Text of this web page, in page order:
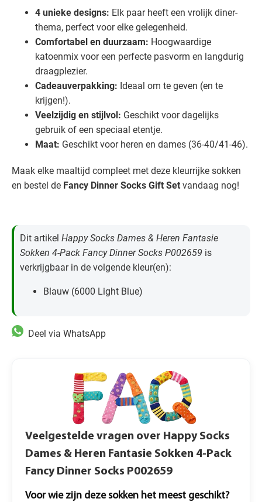
4 unieke designs: Elk paar heeft een vrolijk diner-
thema, perfect voor elke gelegenheid.
Comfortabel en duurzaam: Hoogwaardige
katoenmix voor een perfecte pasvorm en langdurig
draagplezier.
Cadeauverpakking: Ideaal om te geven (en te
krijgen!).
Veelzijdig en stijlvol: Geschikt voor dagelijks
gebruik of een speciaal etentje.
Maat: Geschikt voor heren en dames (36-40/41-46).
Maak elke maaltijd compleet met deze kleurrijke sokken
en bestel de Fancy Dinner Socks Gift Set vandaag nog!
Dit artikel Happy Socks Dames & Heren Fantasie
Sokken 4-Pack Fancy Dinner Socks P002659 is
verkrijgbaar in de volgende kleur(en):
Blauw (6000 Light Blue)
Deel via WhatsApp
Veelgestelde vragen over Happy Socks
Dames & Heren Fantasie Sokken 4-Pack
Fancy Dinner Socks P002659
Voor wie zijn deze sokken het meest geschikt?